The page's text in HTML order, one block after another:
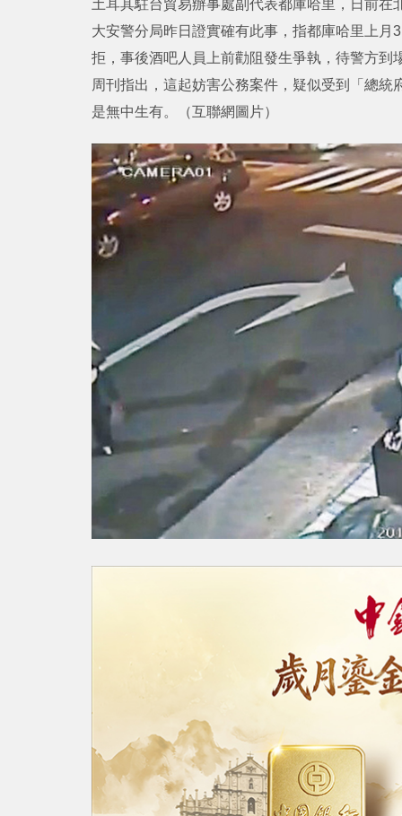
土耳其駐台貿易辦事處副代表都庫哈里，日前
大安警分局昨日證實確有此事，指都庫哈里上
拒，事後酒吧人員上前勸阻發生爭執，待警方
周刊指出，這起妨害公務案件，疑似受到「總
是無中生有。（互聯網圖片）